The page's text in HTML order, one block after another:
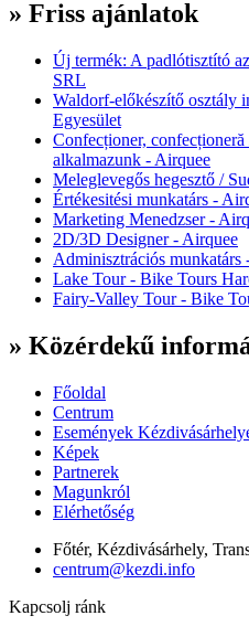
» Friss ajánlatok
Új termék: A padlótisztító
SRL
Waldorf-előkészítő osztály
Egyesület
Confecționer,
alkalmazunk - Airquee
Meleglevegős hegesztő /
Értékesitési munkatárs -
Marketing Menedzser -
2D/3D Designer - Airquee
Adminisztrációs munkatárs
Lake Tour - Bike Tours
Fairy-Valley Tour - Bike
» Közérdekű
Főoldal
Centrum
Események
Képek
Partnerek
Magunkról
Elérhetőség
Főtér, Kézdivásárhely,
centrum@kezdi.info
Kapcsolj ránk